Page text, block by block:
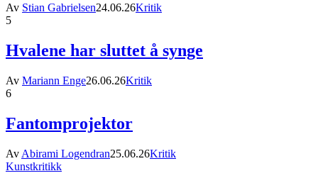
Av Stian Gabrielsen24.06.26Kritik
5
Hvalene har sluttet å synge
Av Mariann Enge26.06.26Kritik
6
Fantomprojektor
Av Abirami Logendran25.06.26Kritik
Kunstkritikk